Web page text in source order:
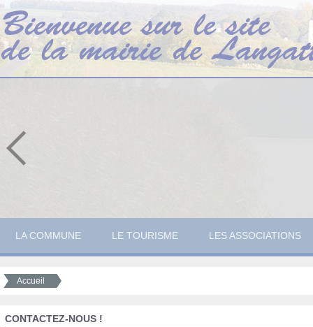
LA COMMUNE LE TOURISME LES ASSOCIATIONS
Accueil
CONTACTEZ-NOUS !